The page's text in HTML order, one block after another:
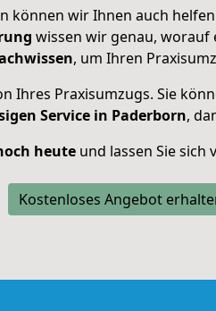
können wir Ihnen auch
wissen wir genau, worauf
, um Ihren
Praxisumzugs. Sie
Service in Paderborn,
heute und lassen Sie sich
Kostenloses Angebot